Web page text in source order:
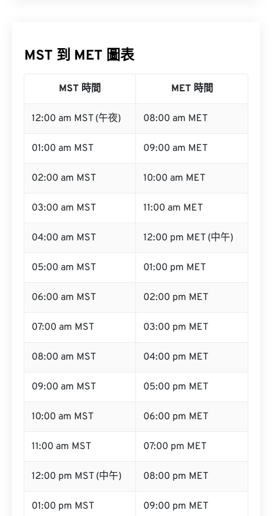
MST 到 MET 圖表
MST 時間 MET 時間
12:00 am MST (午夜) 08:00 am MET
01:00 am MST 09:00 am MET
02:00 am MST 10:00 am MET
03:00 am MST 11:00 am MET
04:00 am MST 12:00 pm MET (中午)
05:00 am MST 01:00 pm MET
06:00 am MST 02:00 pm MET
07:00 am MST 03:00 pm MET
08:00 am MST 04:00 pm MET
09:00 am MST 05:00 pm MET
10:00 am MST 06:00 pm MET
11:00 am MST 07:00 pm MET
12:00 pm MST (中午) 08:00 pm MET
01:00 pm MST 09:00 pm MET